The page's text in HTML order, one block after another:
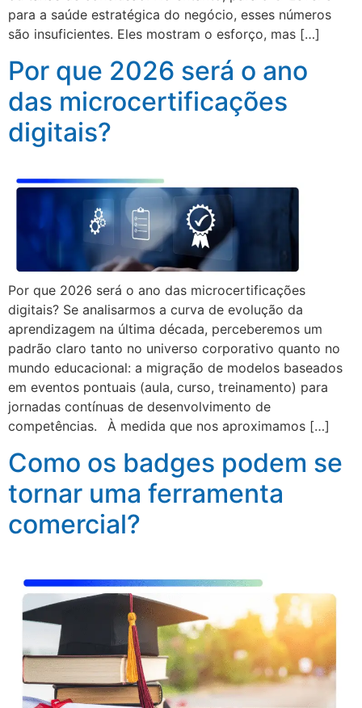
para a saúde estratégica do negócio, esses números
são insuficientes. Eles mostram o esforço, mas […]
Por que 2026 será o ano
das microcertificações
digitais?
Por que 2026 será o ano das microcertificações
digitais? Se analisarmos a curva de evolução da
aprendizagem na última década, perceberemos um
padrão claro tanto no universo corporativo quanto no
mundo educacional: a migração de modelos baseados
em eventos pontuais (aula, curso, treinamento) para
jornadas contínuas de desenvolvimento de
competências. À medida que nos aproximamos […]
Como os badges podem se
tornar uma ferramenta
comercial?